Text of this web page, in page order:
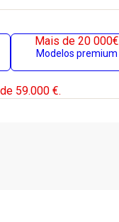
Mais de 20 000€
Modelos premium
59.000 €.